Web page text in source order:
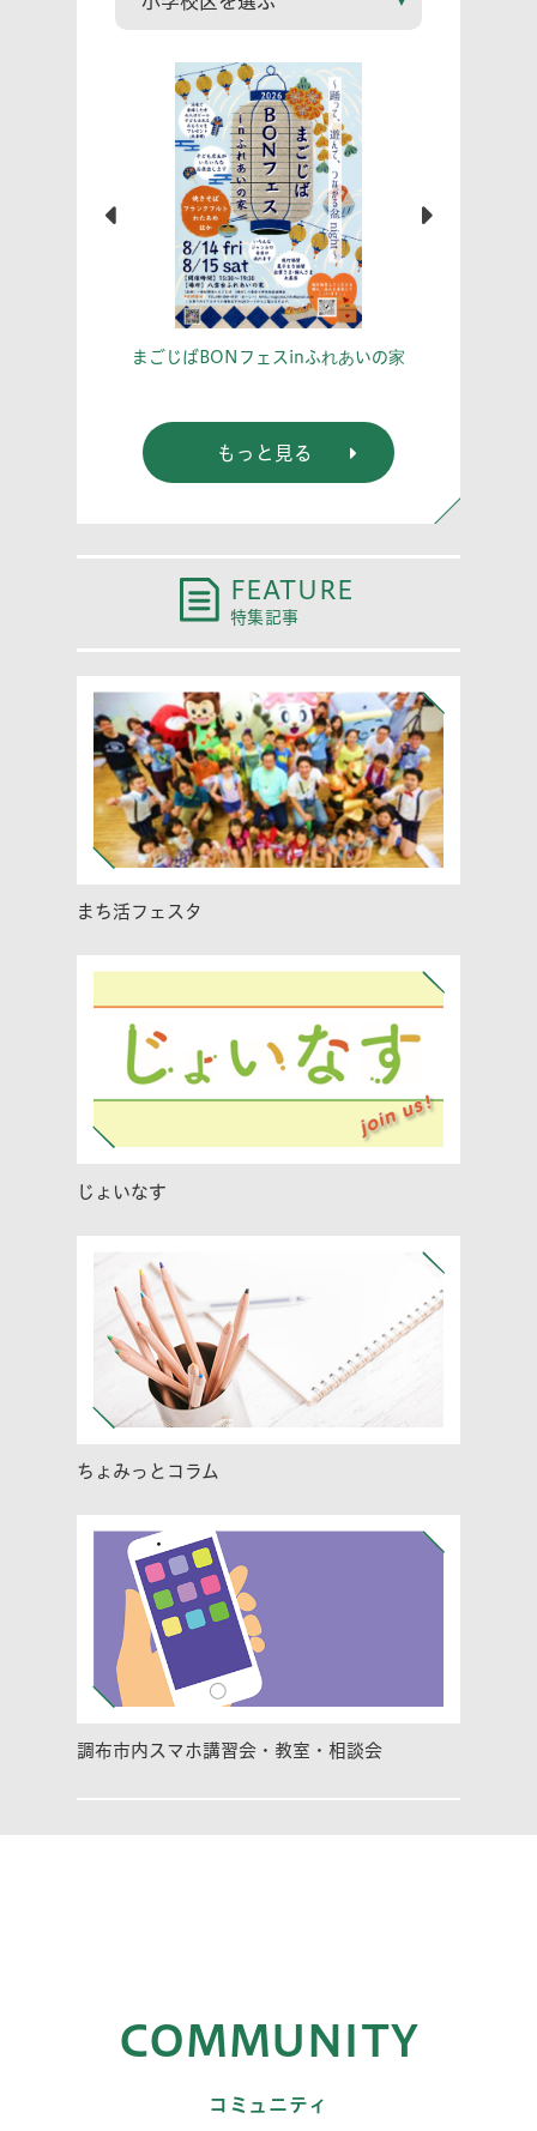
まごじばBONフェスinふれあいの家
もっと見る
FEATURE
特集記事
まち活フェスタ
じょいなす
ちょみっとコラム
調布市内スマホ講習会・教室・相談会
COMMUNITY
コミュニティ